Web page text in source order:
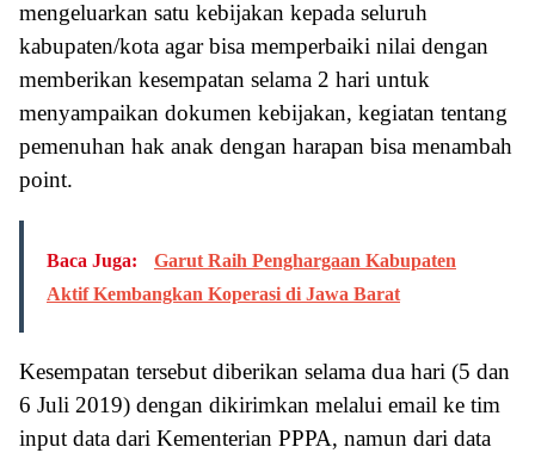
mengeluarkan satu kebijakan kepada seluruh
kabupaten/kota agar bisa memperbaiki nilai dengan
memberikan kesempatan selama 2 hari untuk
menyampaikan dokumen kebijakan, kegiatan tentang
pemenuhan hak anak dengan harapan bisa menambah
point.
Baca Juga:
Garut Raih Penghargaan Kabupaten
Aktif Kembangkan Koperasi di Jawa Barat
Kesempatan tersebut diberikan selama dua hari (5 dan
6 Juli 2019) dengan dikirimkan melalui email ke tim
input data dari Kementerian PPPA, namun dari data